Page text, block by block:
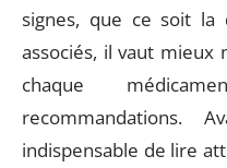
signes, que ce soit la
associés, il vaut mieux
chaque
indispensable de lire